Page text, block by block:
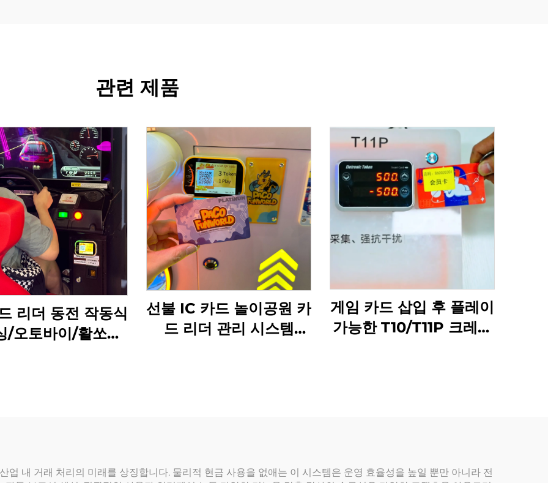
관련 제품
리더 동전 작동식
/오토바이/활쏘기/
선불 IC 카드 놀이공원 카
드 리더 관리 시스템
게임 카드 삽입 후 플레이
가능한 T10/T11P 크레딧
업 내 거래 처리의 미래를 상징합니다. 물리적 현금 사용을 없애는 이 시스템은 운영 효율성을 높일 뿐만 아니라 전